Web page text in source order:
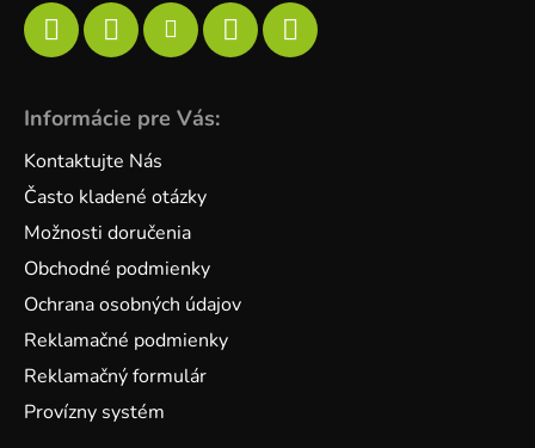
Informácie pre Vás:
Kontaktujte Nás
Často kladené otázky
Možnosti doručenia
Obchodné podmienky
Ochrana osobných údajov
Reklamačné podmienky
Reklamačný formulár
Provízny systém